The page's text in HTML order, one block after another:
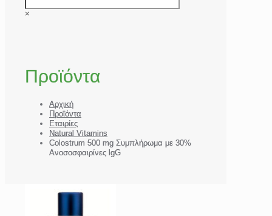
×
Προϊόντα
Αρχική
Προϊόντα
Εταιρίες
Natural Vitamins
Colostrum 500 mg Συμπλήρωμα με 30%
Ανοσοσφαιρίνες lgG